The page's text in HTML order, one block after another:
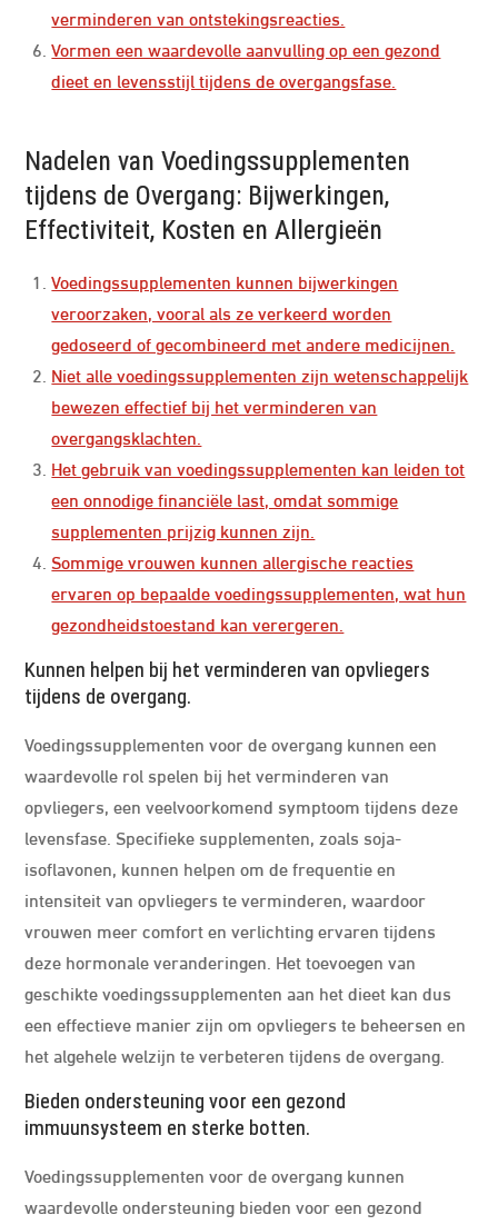
verminderen van ontstekingsreacties.
Vormen een waardevolle aanvulling op een gezond
dieet en levensstijl tijdens de overgangsfase.
Nadelen van Voedingssupplementen
tijdens de Overgang: Bijwerkingen,
Effectiviteit, Kosten en Allergieën
Voedingssupplementen kunnen bijwerkingen
veroorzaken, vooral als ze verkeerd worden
gedoseerd of gecombineerd met andere medicijnen.
Niet alle voedingssupplementen zijn wetenschappelijk
bewezen effectief bij het verminderen van
overgangsklachten.
Het gebruik van voedingssupplementen kan leiden tot
een onnodige financiële last, omdat sommige
supplementen prijzig kunnen zijn.
Sommige vrouwen kunnen allergische reacties
ervaren op bepaalde voedingssupplementen, wat hun
gezondheidstoestand kan verergeren.
Kunnen helpen bij het verminderen van opvliegers
tijdens de overgang.
Voedingssupplementen voor de overgang kunnen een
waardevolle rol spelen bij het verminderen van
opvliegers, een veelvoorkomend symptoom tijdens deze
levensfase. Specifieke supplementen, zoals soja-
isoflavonen, kunnen helpen om de frequentie en
intensiteit van opvliegers te verminderen, waardoor
vrouwen meer comfort en verlichting ervaren tijdens
deze hormonale veranderingen. Het toevoegen van
geschikte voedingssupplementen aan het dieet kan dus
een effectieve manier zijn om opvliegers te beheersen en
het algehele welzijn te verbeteren tijdens de overgang.
Bieden ondersteuning voor een gezond
immuunsysteem en sterke botten.
Voedingssupplementen voor de overgang kunnen
waardevolle ondersteuning bieden voor een gezond